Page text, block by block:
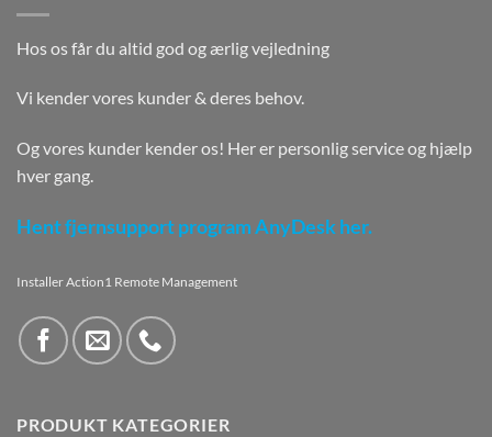
Hos os får du altid god og ærlig vejledning
Vi kender vores kunder & deres behov.
Og vores kunder kender os! Her er personlig service og hjælp
hver gang.
Hent fjernsupport program AnyDesk her.
Installer Action1 Remote Management
PRODUKT KATEGORIER